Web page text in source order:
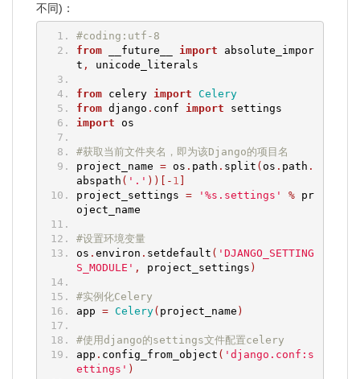
不同)：
#coding:utf-8
from __future__ import absolute_impor
t , unicode_literals
from celery import Celery
from django . conf import settings
import os
#获取当前文件夹名，即为该Django的项目名
project_name = os . path . split ( os . path .
abspath ( '.' ))[- 1
project_settings = '%s.settings' % pr
oject_name
#设置环境变量
os . environ . setdefault ( 'DJANGO_SETTING
S_MODULE' , project_settings )
#实例化Celery
app = Celery( project_name )
#使用django的settings文件配置celery
app . config_from_object ( 'django.conf:s
ettings' )